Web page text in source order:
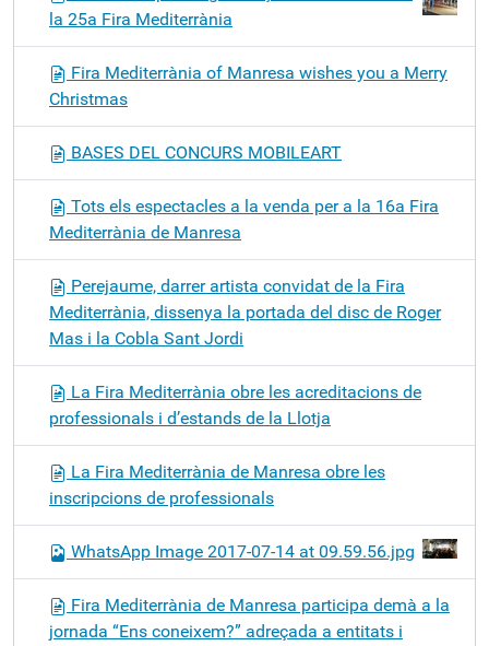
la 25a Fira Mediterrània
Fira Mediterrània of Manresa wishes you a Merry
Christmas
BASES DEL CONCURS MOBILEART
Tots els espectacles a la venda per a la 16a Fira
Mediterrània de Manresa
Perejaume, darrer artista convidat de la Fira
Mediterrània, dissenya la portada del disc de Roger
Mas i la Cobla Sant Jordi
La Fira Mediterrània obre les acreditacions de
professionals i d’estands de la Llotja
La Fira Mediterrània de Manresa obre les
inscripcions de professionals
WhatsApp Image 2017-07-14 at 09.59.56.jpg
Fira Mediterrània de Manresa participa demà a la
jornada “Ens coneixem?” adreçada a entitats i